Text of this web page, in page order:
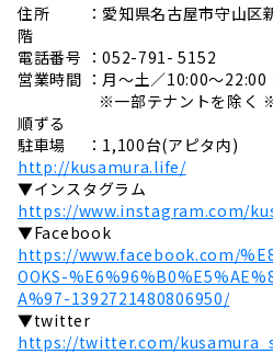
住所 ：愛知県名古屋市守山区
階
電話番号 ：052-791- 5152
営業時間 ：月～土／10:00～
※一部テナントを除く ※ア
順ずる
駐車場 ：1,100台(アピタ内)
http://kusamura.life/
▼インスタグラム
https://www.instagram.com/
▼Facebook
https://www.facebook.com/
OOKS-
A%97-1392721480806950/
▼twitter
https://twitter.com/